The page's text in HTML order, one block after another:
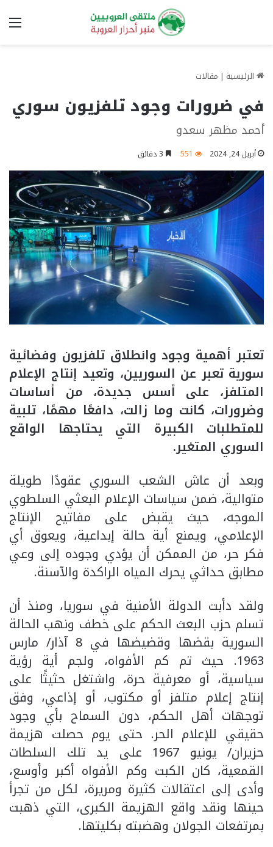
الرئيسية | مقالات
في ضرورات وجود تلفزيون سوري
أحمد مظهر سعدو
أبريل 24, 2024 551
تعتبر أهمية وجود وانطلاق تلفزيون وفضائية
سورية تعبر عن السوريين، وتعيد إنتاج الإعلام
المتلفز، على أسس جديدة، من أساسات
وضرورات، كانت وما زالت، دافعًا مهمًا، تلبية
للمتطلبات الكبيرة التي يحتاجها الواقع
السوري المتغير.
وبعد أن عاش الشعب السوري عقودًا طويلة
متوالية، ضمن سياسات الإعلام البعثي السلطوي
الموجه، حيث يقبض على مفاتيح الإنتاج
الإعلامي، ويمنع أية حالة إبداعية، ويعوق أي
فكر حر، من الممكن أن يؤدي وجوده إلى وعي
مطابق حداثي يحرك المياه الراكدة والآسنة.
ولقد دأبت الدولة الأمنية في سوريا، ومنذ أن
تسلم حزب البعث الحكم على خطف ونهب الحالة
السورية بقضها وقضيضها في 8 آذار/ مارس
1963. حيث تم كم الأفواه، ولجم أية رؤية
سياسية، أو معرفية حرة، واشتغل حثيثًا على
إنتاج إعلام متلفز أو مكتوب، أو إذاعي، وفق
توجهات أهل الحكم، دون السماح بأي وجود
حقيقي للإعلام الحر. حتى يوم حصلت هزيمة
حزيران/ يونيو 1967 على يد تلك السلطات
القمعية، كان الكبت وكم الأفواه أكبر وأوسع،
وأدى إلى اعتقالات كثيرة ومريرة، لكل من تجرأ
حينها ونقد واقع الهزيمة الكبرى، التي ذهبت
بمرتفعات الجولان وهضبته بكليتها.